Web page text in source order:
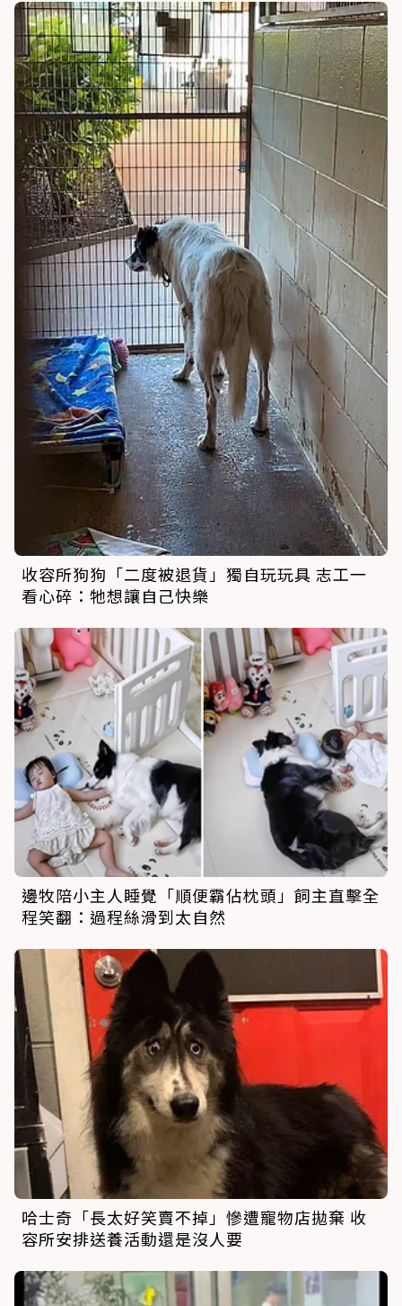
收容所狗狗「二度被退貨」獨自玩玩具 志工一
看心碎：牠想讓自己快樂
邊牧陪小主人睡覺「順便霸佔枕頭」飼主直擊全
程笑翻：過程絲滑到太自然
哈士奇「長太好笑賣不掉」慘遭寵物店拋棄 收
容所安排送養活動還是沒人要